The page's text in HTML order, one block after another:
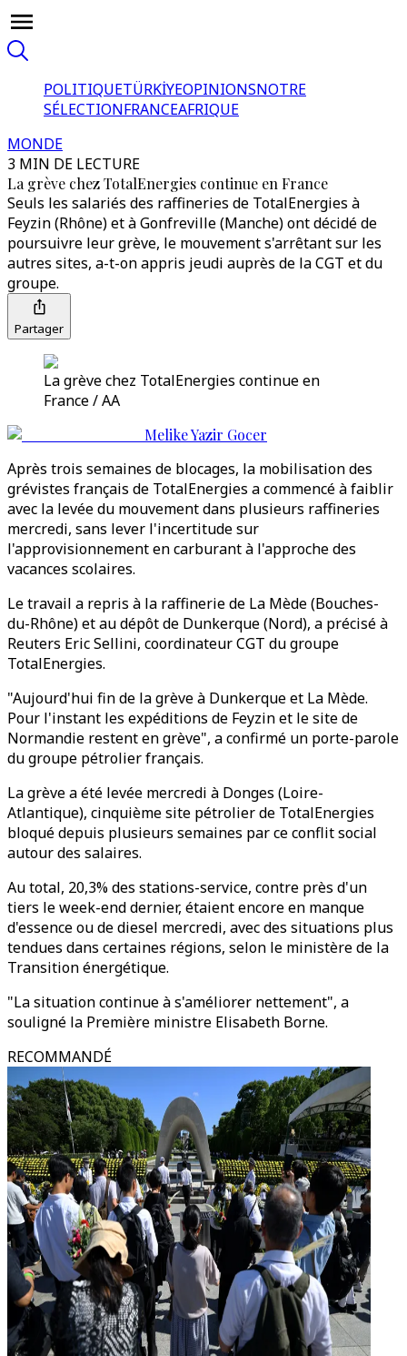
POLITIQUETÜRKİYEOPINIONSNOTRE
SÉLECTIONFRANCEAFRIQUE
MONDE
3 MIN DE LECTURE
La grève chez TotalEnergies continue en France
Seuls les salariés des raffineries de TotalEnergies à
Feyzin (Rhône) et à Gonfreville (Manche) ont décidé de
poursuivre leur grève, le mouvement s'arrêtant sur les
autres sites, a-t-on appris jeudi auprès de la CGT et du
groupe.
Partager
La grève chez TotalEnergies continue en
France / AA
Melike Yazir Gocer
Après trois semaines de blocages, la mobilisation des
grévistes français de TotalEnergies a commencé à faiblir
avec la levée du mouvement dans plusieurs raffineries
mercredi, sans lever l'incertitude sur
l'approvisionnement en carburant à l'approche des
vacances scolaires.
Le travail a repris à la raffinerie de La Mède (Bouches-
du-Rhône) et au dépôt de Dunkerque (Nord), a précisé à
Reuters Eric Sellini, coordinateur CGT du groupe
TotalEnergies.
"Aujourd'hui fin de la grève à Dunkerque et La Mède.
Pour l'instant les expéditions de Feyzin et le site de
Normandie restent en grève", a confirmé un porte-parole
du groupe pétrolier français.
La grève a été levée mercredi à Donges (Loire-
Atlantique), cinquième site pétrolier de TotalEnergies
bloqué depuis plusieurs semaines par ce conflit social
autour des salaires.
Au total, 20,3% des stations-service, contre près d'un
tiers le week-end dernier, étaient encore en manque
d'essence ou de diesel mercredi, avec des situations plus
tendues dans certaines régions, selon le ministère de la
Transition énergétique.
"La situation continue à s'améliorer nettement", a
souligné la Première ministre Elisabeth Borne.
RECOMMANDÉ